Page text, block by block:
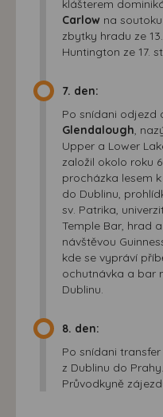
klášterem
Carlow na
zbytky hradu ze
Huntington ze 17.
7. den:
Po snídani odjezd
Glendalough ,
Upper a Lower
založil okolo roku
procházka lesem
do Dublinu,
sv. Patrika,
Temple Bar, hrad
návštěvou
kde se vypráví
ochutnávka a bar
Dublinu.
8. den:
Po snídani
z Dublinu do Prahy.
Průvodkyně